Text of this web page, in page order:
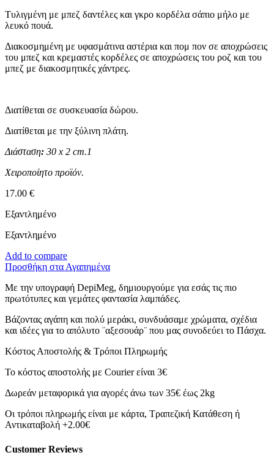
Τυλιγμένη με μπεζ δαντέλες και γκρο κορδέλα σάπιο μήλο με
λευκό πουά.
Διακοσμημένη με υφασμάτινα αστέρια και πομ πον σε αποχρώσεις
του μπεζ και κρεμαστές κορδέλες σε αποχρώσεις του ροζ και του
μπεζ με διακοσμητικές χάντρες.
Διατίθεται σε συσκευασία δώρου.
Διατίθεται με την ξύλινη πλάτη.
Διάσταση: 30 x 2 cm.1
Χειροποίητο προϊόν.
17.00 €
Εξαντλημένο
Εξαντλημένο
Add to compare
Προσθήκη στα Αγαπημένα
Με την υπογραφή DepiMeg, δημιουργούμε για εσάς τις πιο
πρωτότυπες και γεμάτες φαντασία λαμπάδες.
Βάζοντας αγάπη και πολύ μεράκι, συνδυάσαμε χρώματα, σχέδια
και ιδέες για το απόλυτο ¨αξεσουάρ¨ που μας συνοδεύει το Πάσχα.
Κόστος Αποστολής & Τρόποι Πληρωμής
Το κόστος αποστολής με Courier είναι 3€
Δωρεάν μεταφορικά για αγορές άνω των 35€ έως 2kg
Οι τρόποι πληρωμής είναι με κάρτα, Τραπεζική Κατάθεση ή
Αντικαταβολή +2.00€
Customer Reviews